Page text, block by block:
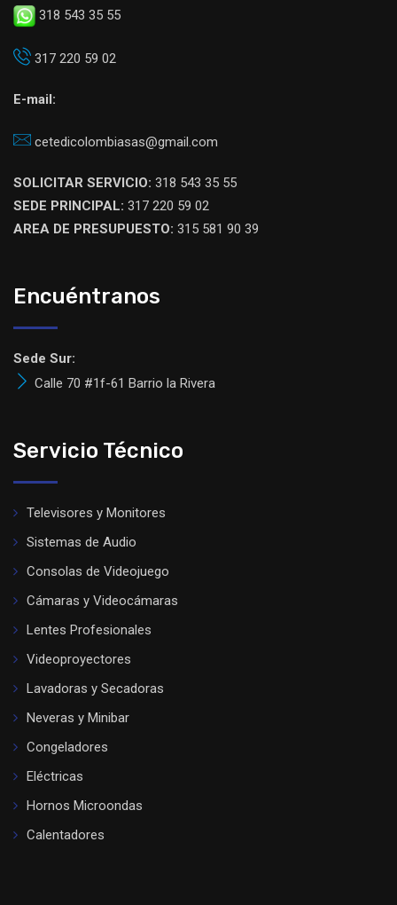
318 543 35 55
317 220 59 02
E-mail:
cetedicolombiasas@gmail.com
SOLICITAR SERVICIO: 318 543 35 55
SEDE PRINCIPAL: 317 220 59 02
AREA DE PRESUPUESTO: 315 581 90 39
Encuéntranos
Sede Sur:
Calle 70 #1f-61 Barrio la Rivera
Servicio Técnico
Televisores y Monitores
Sistemas de Audio
Consolas de Videojuego
Cámaras y Videocámaras
Lentes Profesionales
Videoproyectores
Lavadoras y Secadoras
Neveras y Minibar
Congeladores
Eléctricas
Hornos Microondas
Calentadores